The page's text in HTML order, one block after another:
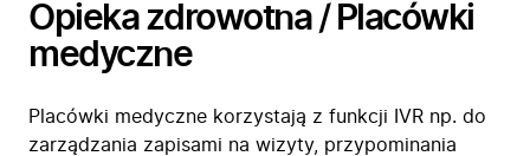
Opieka zdrowotna / Placówki
medyczne
Placówki medyczne korzystają z funkcji IVR np. do
zarządzania zapisami na wizyty, przypominania